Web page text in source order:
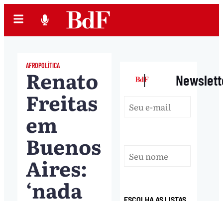
AFROPOLÍTICA
Renato
Freitas
em
Buenos
Aires:
‘nada
|